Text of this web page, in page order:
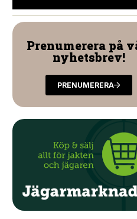
Prenumerera på
nyhetsbrev!
PRENUMERERA